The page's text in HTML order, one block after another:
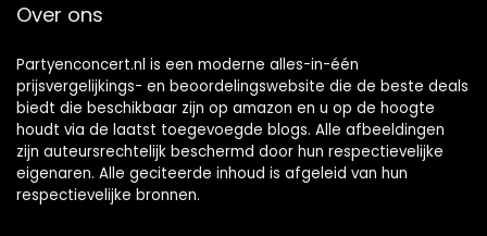
Over ons
Partyenconcert.nl is een moderne alles-in-één
prijsvergelijkings- en beoordelingswebsite die de beste deals
biedt die beschikbaar zijn op amazon en u op de hoogte
houdt via de laatst toegevoegde blogs. Alle afbeeldingen
zijn auteursrechtelijk beschermd door hun respectievelijke
eigenaren. Alle geciteerde inhoud is afgeleid van hun
respectievelijke bronnen.